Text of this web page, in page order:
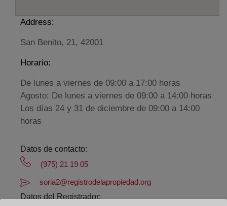
Address:
San Benito, 21, 42001
Horario:
De lunes a viernes de 09:00 a 17:00 horas
Agosto: De lunes a viernes de 09:00 a 14:00 horas
Los días 24 y 31 de diciembre de 09:00 a 14:00
horas
Datos de contacto:
(975) 21 19 05
soria2@registrodelapropiedad.org
Datos del Registrador: